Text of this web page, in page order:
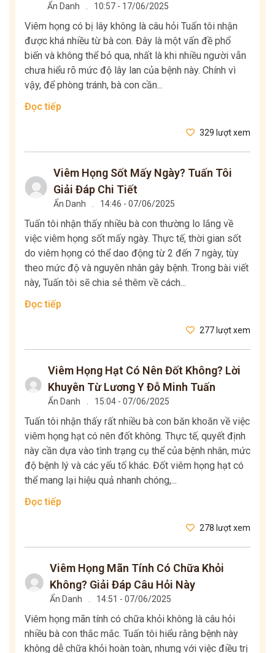
Ẩn Danh 10:57 - 17/06/2025
Viêm họng có bị lây không là câu hỏi Tuấn tôi nhận
được khá nhiều từ bà con. Đây là một vấn đề phổ
biến và không thể bỏ qua, nhất là khi nhiều người vẫn
chưa hiểu rõ mức độ lây lan của bệnh này. Chính vì
vậy, để phòng tránh, bà con cần...
Đọc tiếp
329 lượt xem
Viêm Họng Sốt Mấy Ngày? Tuấn Tôi
Giải Đáp Chi Tiết
Ẩn Danh 14:46 - 07/06/2025
Tuấn tôi nhận thấy nhiều bà con thường lo lắng về
việc viêm họng sốt mấy ngày. Thực tế, thời gian sốt
do viêm họng có thể dao động từ 2 đến 7 ngày, tùy
theo mức độ và nguyên nhân gây bệnh. Trong bài viết
này, Tuấn tôi sẽ chia sẻ thêm về cách...
Đọc tiếp
277 lượt xem
Viêm Họng Hạt Có Nên Đốt Không? Lời
Khuyên Từ Lương Y Đỗ Minh Tuấn
Ẩn Danh 15:04 - 07/06/2025
Tuấn tôi nhận thấy rất nhiều bà con băn khoăn về việc
viêm họng hạt có nên đốt không. Thực tế, quyết định
này cần dựa vào tình trạng cụ thể của bệnh nhân, mức
độ bệnh lý và các yếu tố khác. Đốt viêm họng hạt có
thể mang lại hiệu quả nhanh chóng,...
Đọc tiếp
278 lượt xem
Viêm Họng Mãn Tính Có Chữa Khỏi
Không? Giải Đáp Câu Hỏi Này
Ẩn Danh 14:51 - 07/06/2025
Viêm họng mãn tính có chữa khỏi không là câu hỏi
nhiều bà con thắc mắc. Tuấn tôi hiểu rằng bệnh này
không dễ chữa khỏi hoàn toàn, nhưng với việc điều trị